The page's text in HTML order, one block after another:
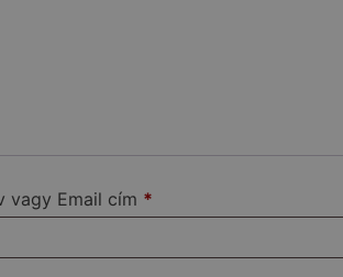
vagy Email cím *